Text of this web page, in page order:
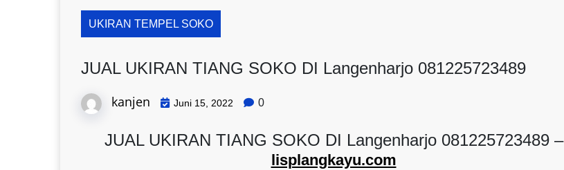
UKIRAN TEMPEL SOKO
JUAL UKIRAN TIANG SOKO DI Langenharjo 081225723489
kanjen Juni 15, 2022 0
JUAL UKIRAN TIANG SOKO DI Langenharjo 081225723489 –
lisplangkayu.com